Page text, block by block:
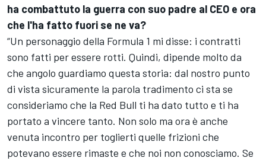
ha combattuto la guerra con suo padre al CEO e ora
che l'ha fatto fuori se ne va?
“Un personaggio della Formula 1 mi disse: i contratti
sono fatti per essere rotti. Quindi, dipende molto da
che angolo guardiamo questa storia: dal nostro punto
di vista sicuramente la parola tradimento ci sta se
consideriamo che la Red Bull ti ha dato tutto e ti ha
portato a vincere tanto. Non solo ma ora è anche
venuta incontro per toglierti quelle frizioni che
potevano essere rimaste e che noi non conosciamo. Se